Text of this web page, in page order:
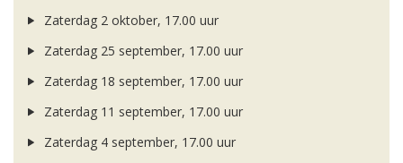
Zaterdag 2 oktober, 17.00 uur
Zaterdag 25 september, 17.00 uur
Zaterdag 18 september, 17.00 uur
Zaterdag 11 september, 17.00 uur
Zaterdag 4 september, 17.00 uur